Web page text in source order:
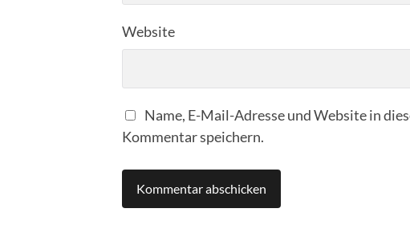
Website
Name, E-Mail-Adresse und Website in
Kommentar speichern.